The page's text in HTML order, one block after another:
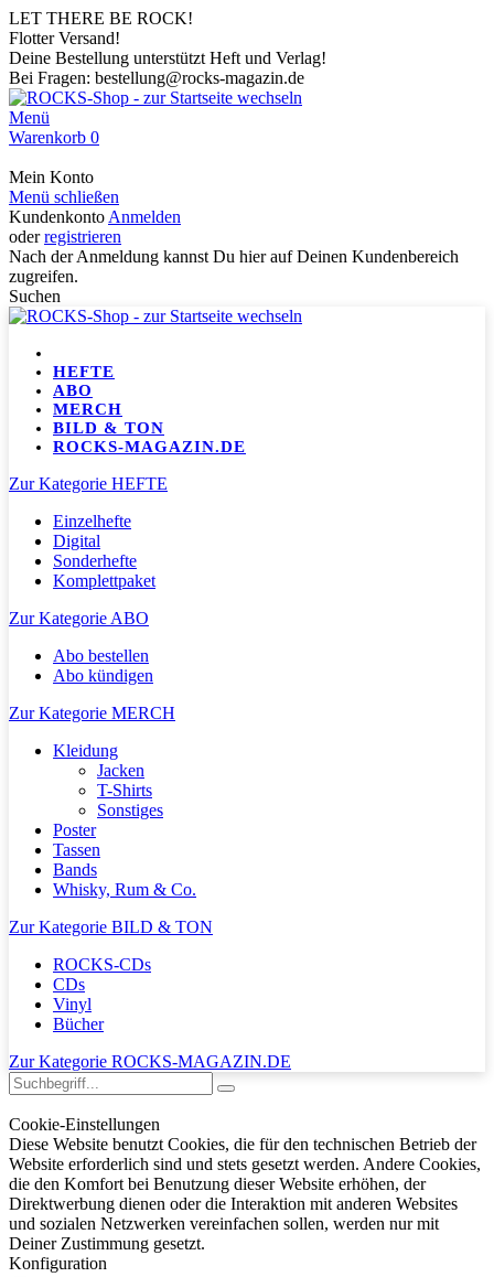
LET THERE BE ROCK!
Flotter Versand!
Deine Bestellung unterstützt Heft und Verlag!
Bei Fragen: bestellung@rocks-magazin.de
Menü
Warenkorb 0
Mein Konto
Menü schließen
Kundenkonto Anmelden
oderregistrieren
Nach der Anmeldung kannst Du hier auf Deinen Kundenbereich
zugreifen.
Suchen
HEFTE
ABO
MERCH
BILD & TON
ROCKS-MAGAZIN.DE
Zur Kategorie HEFTE
Einzelhefte
Digital
Sonderhefte
Komplettpaket
Zur Kategorie ABO
Abo bestellen
Abo kündigen
Zur Kategorie MERCH
Kleidung
Jacken
T-Shirts
Sonstiges
Poster
Tassen
Bands
Whisky, Rum & Co.
Zur Kategorie BILD & TON
ROCKS-CDs
CDs
Vinyl
Bücher
Zur Kategorie ROCKS-MAGAZIN.DE
Cookie-Einstellungen
Diese Website benutzt Cookies, die für den technischen Betrieb der
Website erforderlich sind und stets gesetzt werden. Andere Cookies,
die den Komfort bei Benutzung dieser Website erhöhen, der
Direktwerbung dienen oder die Interaktion mit anderen Websites
und sozialen Netzwerken vereinfachen sollen, werden nur mit
Deiner Zustimmung gesetzt.
Konfiguration